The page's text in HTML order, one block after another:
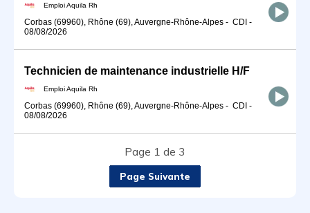
Emploi Aquila Rh
Corbas (69960), Rhône (69), Auvergne-Rhône-Alpes - CDI -
08/08/2026
Technicien de maintenance industrielle H/F
Emploi Aquila Rh
Corbas (69960), Rhône (69), Auvergne-Rhône-Alpes - CDI -
08/08/2026
Page 1 de 3
Page Suivante